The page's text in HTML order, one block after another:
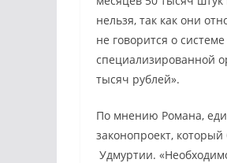
нельзя, так как они
не говорится о
специализированной
тысяч рублей».
По мнению Романа,
законопроект,
Удмуртии.